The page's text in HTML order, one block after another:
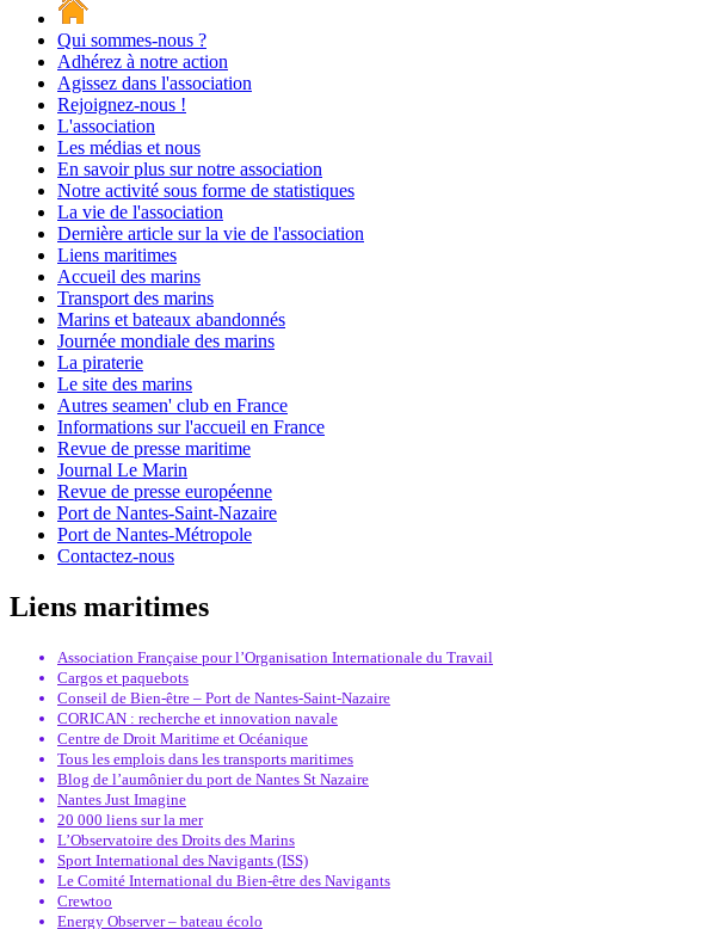
Qui sommes-nous ?
Adhérez à notre action
Agissez dans l'association
Rejoignez-nous !
L'association
Les médias et nous
En savoir plus sur notre association
Notre activité sous forme de statistiques
La vie de l'association
Dernière article sur la vie de l'association
Liens maritimes
Accueil des marins
Transport des marins
Marins et bateaux abandonnés
Journée mondiale des marins
La piraterie
Le site des marins
Autres seamen' club en France
Informations sur l'accueil en France
Revue de presse maritime
Journal Le Marin
Revue de presse européenne
Port de Nantes-Saint-Nazaire
Port de Nantes-Métropole
Contactez-nous
Liens maritimes
Association Française pour l’Organisation Internationale du Travail
Cargos et paquebots
Conseil de Bien-être – Port de Nantes-Saint-Nazaire
CORICAN : recherche et innovation navale
Centre de Droit Maritime et Océanique
Tous les emplois dans les transports maritimes
Blog de l’aumônier du port de Nantes St Nazaire
Nantes Just Imagine
20 000 liens sur la mer
L’Observatoire des Droits des Marins
Sport International des Navigants (ISS)
Le Comité International du Bien-être des Navigants
Crewtoo
Energy Observer – bateau écolo